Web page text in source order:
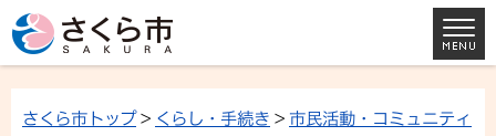
さくら市トップ> くらし・手続き > 市民活動・コミュニティ